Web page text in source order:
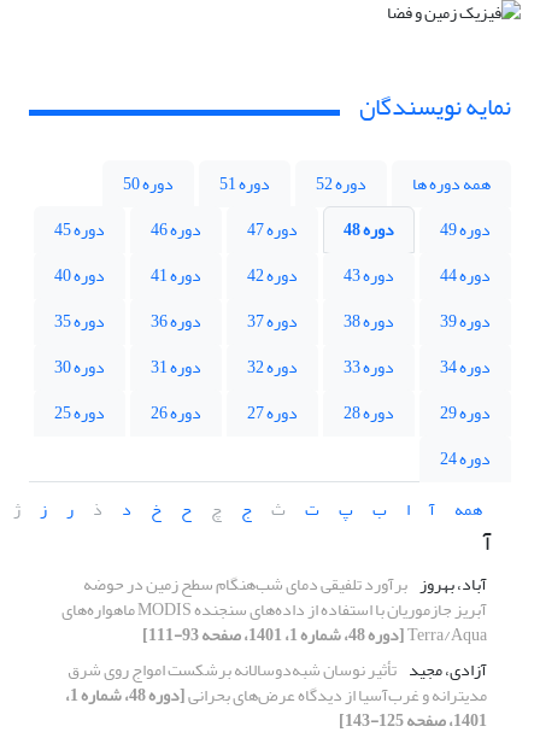
نمایه نویسندگان
همه دوره ها دوره 52 دوره 51
دوره 50
دوره 49
دوره 48 دوره 47 دوره 46
دوره 45
دوره 44
دوره 43 دوره 42 دوره 41
دوره 40
دوره 39
دوره 38 دوره 37 دوره 36
دوره 35
دوره 34
دوره 33 دوره 32 دوره 31
دوره 30
دوره 29
دوره 28 دوره 27 دوره 26
دوره 25
دوره 24
همه
آ ا ب پ ت ث ج چ ح خ د ذ ر ز ژ
آ
آباد، بهروز برآورد تلفیقی دمای شب‌هنگام سطح زمین در حوضه
آبریز جازموریان با استفاده از داده‌های سنجنده MODIS ماهواره‌های
Terra/Aqua[دوره 48، شماره 1، 1401، صفحه 93-111]
آزادی، مجید تأثیر نوسان شبه‌‌‌دوسالانه برشکست امواج روی شرق
مدیترانه و غرب‌آسیا از دیدگاه عرض‌های بحرانی [دوره 48، شماره 1،
1401، صفحه 125-143]